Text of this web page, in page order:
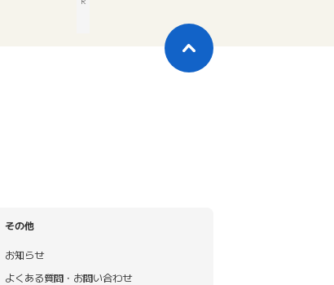
その他
お知らせ
よくある質問・お問い合わせ